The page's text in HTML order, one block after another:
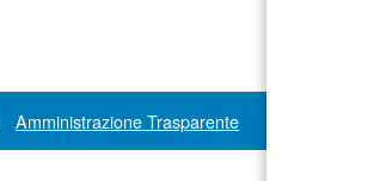
Amministrazione Trasparente